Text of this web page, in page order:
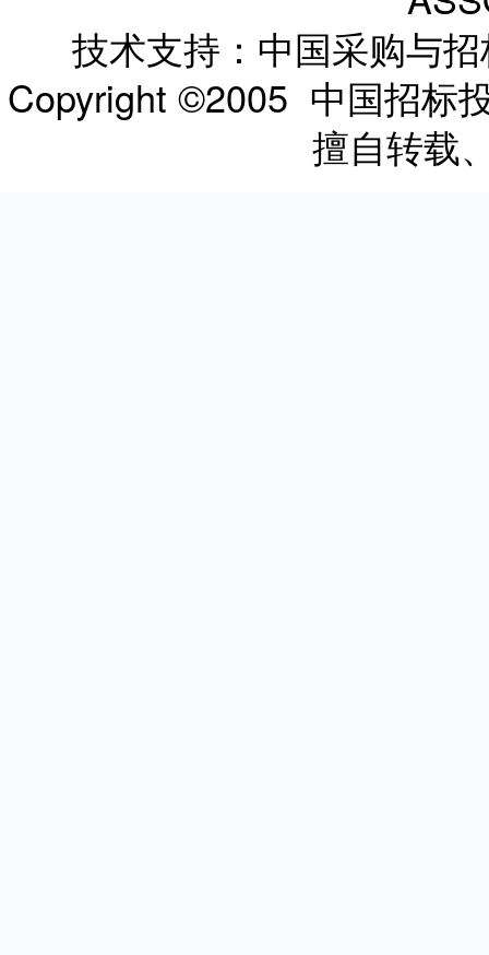
技术支持：中国采购与
Copyright ©2005 中国招标
擅自转载